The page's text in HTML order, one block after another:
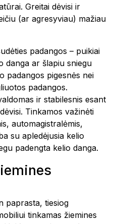
Greitai dėvisi ir
(ar agresyviau) mažiau
padangos – puikiai
danga ar šlapiu sniegu
padangos pigesnės nei
padangos.
ir stabilesnis esant
Tinkamos važinėti
automagistralėmis,
su apledėjusia kelio
padengta kelio danga.
paprasta, tiesiog
tinkamas žiemines